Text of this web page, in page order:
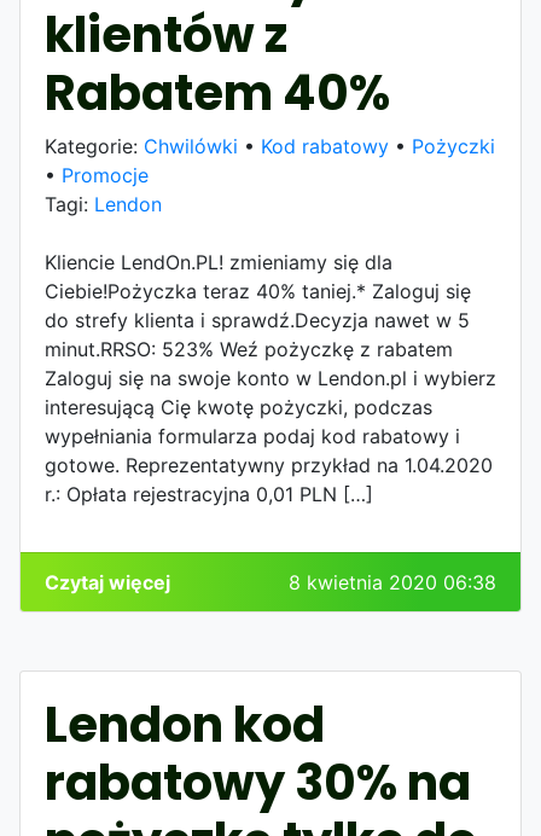
klientów z
Rabatem 40%
Kategorie: Chwilówki • Kod rabatowy • Pożyczki
• Promocje
Tagi: Lendon
Kliencie LendOn.PL! zmieniamy się dla
Ciebie!Pożyczka teraz 40% taniej.* Zaloguj się
do strefy klienta i sprawdź.Decyzja nawet w 5
minut.RRSO: 523% Weź pożyczkę z rabatem
Zaloguj się na swoje konto w Lendon.pl i wybierz
interesującą Cię kwotę pożyczki, podczas
wypełniania formularza podaj kod rabatowy i
gotowe. Reprezentatywny przykład na 1.04.2020
r.: Opłata rejestracyjna 0,01 PLN […]
Czytaj więcej 8 kwietnia 2020 06:38
Lendon kod
rabatowy 30% na